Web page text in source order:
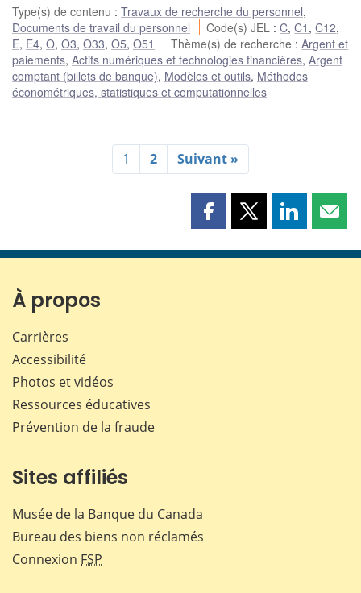
Type(s) de contenu : Travaux de recherche du personnel,
Documents de travail du personnel
Code(s) JEL :C,C1 ,C12,
E, E4, O, O3, O33, O5, O51 Thème(s) de recherche :Argent et
paiements, Actifs numériques et technologies financières, Argent
comptant (billets de banque), Modèles et outils, Méthodes
économétriques, statistiques et computationnelles
1 2 Suivant »
Partager
page
Partager
page
Partager
page page
À propos
Carrières
Accessibilité
Photos et vidéos
Ressources éducatives
Prévention de la fraude
Sites affiliés
Musée de la Banque du Canada
Bureau des biens non réclamés
Connexion FSP